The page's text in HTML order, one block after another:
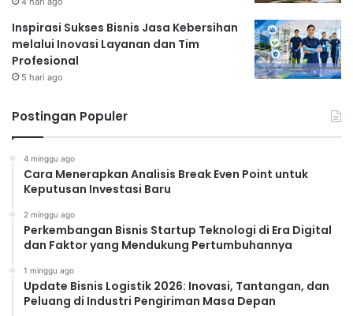
Penting untuk mengukur keberhasilan strategi pemasaran
digital Anda. Gunakan analitik website dan media sosial
untuk melacak metrik penting seperti jumlah pengunjung
website, tingkat konversi, dan ROI iklan berbayar. Analisis
berdasarkan hasilnya.
Facebook
Tips Tambahan untuk
UMKM
Tetapkan target yang jelas dan terukur.Tentukan apa
yang ingin Anda capai dengan strategi pemasaran digital
Anda.
Alokasikan anggaran yang cukup.Pemasaran digital
membutuhkan investasi, baik berupa waktu maupun uang.
Inspirasi Sukses Bisnis Jasa Kebersihan
melalui Inovasi Layanan dan Tim
Profesional
5 hari ago
Postingan Populer
4 minggu ago
Cara Menerapkan Analisis Break Even Point untuk
Keputusan Investasi Baru
2 minggu ago
Perkembangan Bisnis Startup Teknologi di Era Digital
dan Faktor yang Mendukung Pertumbuhannya
1 minggu ago
Update Bisnis Logistik 2026: Inovasi, Tantangan, dan
Peluang di Industri Pengiriman Masa Depan